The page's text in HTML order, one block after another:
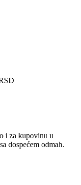
i za kupovinu u
dospećem odmah.